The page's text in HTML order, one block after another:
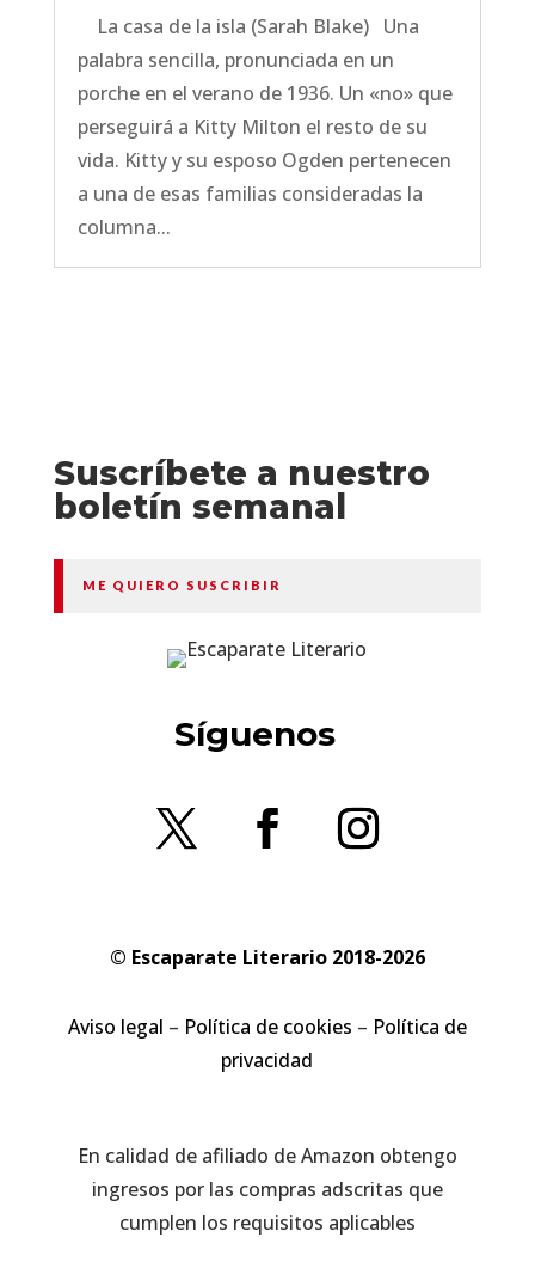
La casa de la isla (Sarah Blake) Una
palabra sencilla, pronunciada en un
porche en el verano de 1936. Un «no» que
perseguirá a Kitty Milton el resto de su
vida. Kitty y su esposo Ogden pertenecen
a una de esas familias consideradas la
columna...
Suscríbete a nuestro
boletín semanal
ME QUIERO SUSCRIBIR
Síguenos
© Escaparate Literario 2018-2026
Aviso legal – Política de cookies – Política de
privacidad
En calidad de afiliado de Amazon obtengo
ingresos por las compras adscritas que
cumplen los requisitos aplicables